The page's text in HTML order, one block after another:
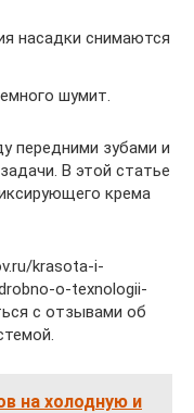
насадки снимаются
шумит.
передними зубами и
В этой статье
крема
krasota-i-
o-texnologii-
с отзывами об
на холодную и